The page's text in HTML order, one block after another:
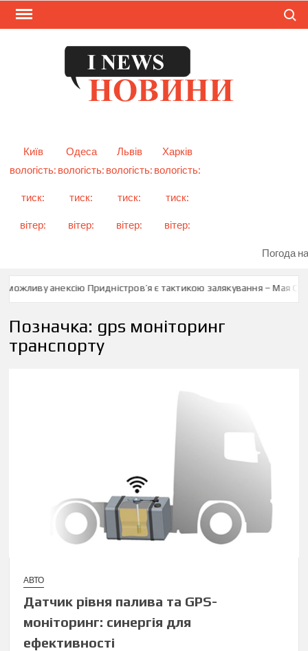
Skip
Київ
Одеса Львів
Харків
вологість:
тиск:
вітер:
вологість:
тиск:
вітер:
вологість:
тиск:
вітер:
вологість:
тиск:
вітер:
Погода
анексію Придністров’я є тактикою залякування – Мая
Позначка: gps моніторинг
транспорту
АВТО
Датчик рівня палива та GPS-
моніторинг: синергія для
ефективності